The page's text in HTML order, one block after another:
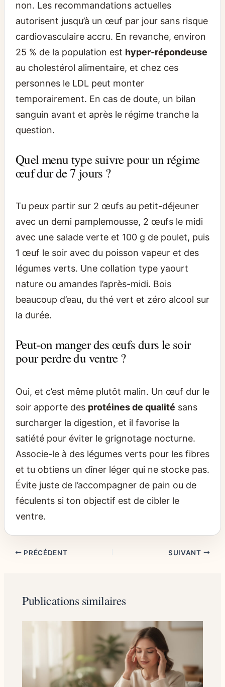
non. Les recommandations actuelles
autorisent jusqu’à un œuf par jour sans risque
cardiovasculaire accru. En revanche, environ
25 % de la population est hyper-répondeuse
au cholestérol alimentaire, et chez ces
personnes le LDL peut monter
temporairement. En cas de doute, un bilan
sanguin avant et après le régime tranche la
question.
Quel menu type suivre pour un régime
œuf dur de 7 jours ?
Tu peux partir sur 2 œufs au petit-déjeuner
avec un demi pamplemousse, 2 œufs le midi
avec une salade verte et 100 g de poulet, puis
1 œuf le soir avec du poisson vapeur et des
légumes verts. Une collation type yaourt
nature ou amandes l’après-midi. Bois
beaucoup d’eau, du thé vert et zéro alcool sur
la durée.
Peut-on manger des œufs durs le soir
pour perdre du ventre ?
Oui, et c’est même plutôt malin. Un œuf dur le
soir apporte des protéines de qualité sans
surcharger la digestion, et il favorise la
satiété pour éviter le grignotage nocturne.
Associe-le à des légumes verts pour les fibres
et tu obtiens un dîner léger qui ne stocke pas.
Évite juste de l’accompagner de pain ou de
féculents si ton objectif est de cibler le
ventre.
PRÉCÉDENT SUIVANT
Publications similaires